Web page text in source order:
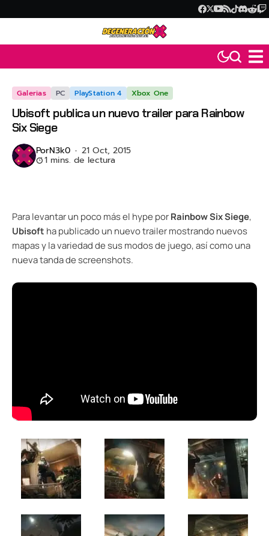
Galerias PC PlayStation 4 Xbox One
Ubisoft publica un nuevo trailer para Rainbow
Six Siege
PorN3k0 21 Oct, 2015
1 mins. de lectura
Para levantar un poco más el hype porRainbow Six Siege,
Ubisoft ha publicado un nuevo trailer mostrando nuevos
mapas y la variedad de sus modos de juego, así como una
nueva tanda de screenshots.